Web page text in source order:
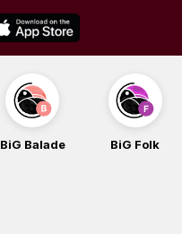
BiG Balade BiG Folk